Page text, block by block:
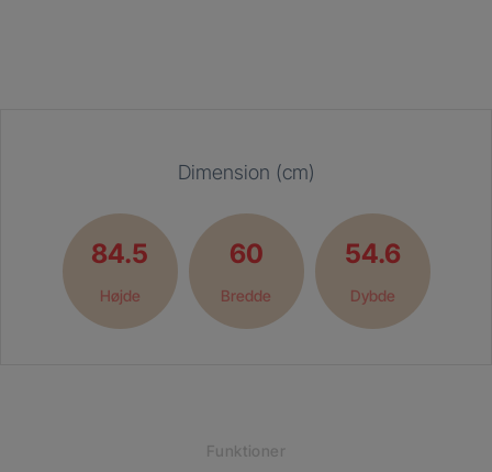
Dimension (cm)
84.5
Højde
60
Bredde
54.6
Dybde
Funktioner